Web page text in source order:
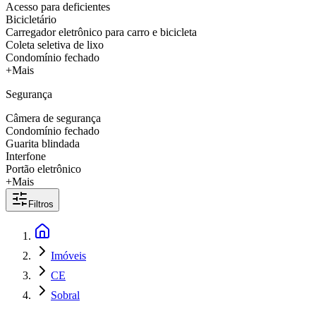
Acesso para deficientes
Bicicletário
Carregador eletrônico para carro e bicicleta
Coleta seletiva de lixo
Condomínio fechado
+Mais
Segurança
Câmera de segurança
Condomínio fechado
Guarita blindada
Interfone
Portão eletrônico
+Mais
Filtros
Imóveis
CE
Sobral